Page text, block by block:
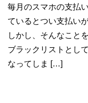
毎月のスマホの支払
ているとつい支払い
しかし、そんなこと
ブラックリストとし
なってしま […]